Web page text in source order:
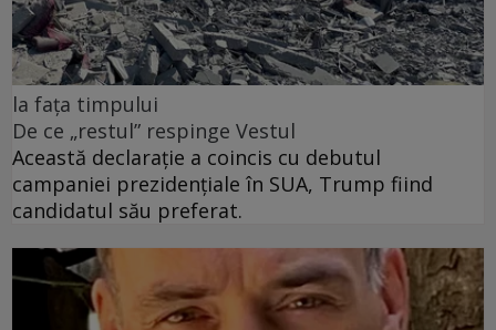
la fața timpului
De ce „restul” respinge Vestul
Această declarație a coincis cu debutul
campaniei prezidențiale în SUA, Trump fiind
candidatul său preferat.